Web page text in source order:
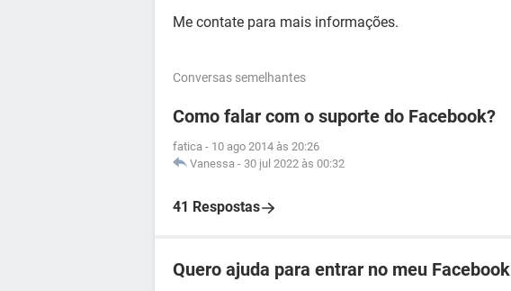
Me contate para mais informações.
Conversas semelhantes
Como falar com o suporte do Facebook?
fatica - 10 ago 2014 às 20:26
Vanessa - 30 jul 2022 às 00:32
41 Respostas
Quero ajuda para entrar no meu Facebook